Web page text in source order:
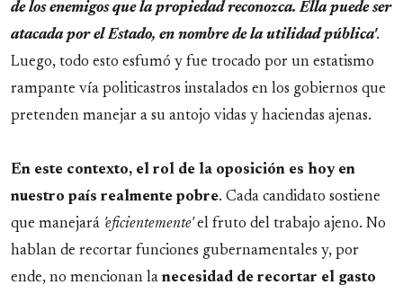
de los enemigos que la propiedad reconozca. Ella puede ser
atacada por el Estado, en nombre de la utilidad pública'.
Luego, todo esto esfumó y fue trocado por un estatismo
rampante vía politicastros instalados en los gobiernos que
pretenden manejar a su antojo vidas y haciendas ajenas.
En este contexto, el rol de la oposición es hoy en
nuestro país realmente pobre. Cada candidato sostiene
que manejará 'eficientemente'el fruto del trabajo ajeno. No
hablan de recortar funciones gubernamentales y, por
ende, no mencionan la necesidad de recortar el gasto